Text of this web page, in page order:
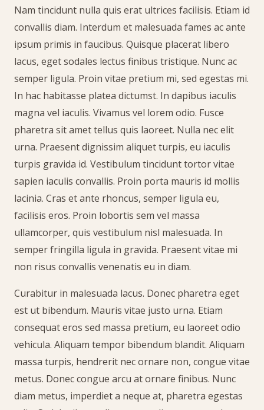
Nam tincidunt nulla quis erat ultrices facilisis. Etiam id
convallis diam. Interdum et malesuada fames ac ante
ipsum primis in faucibus. Quisque placerat libero
lacus, eget sodales lectus finibus tristique. Nunc ac
semper ligula. Proin vitae pretium mi, sed egestas mi.
In hac habitasse platea dictumst. In dapibus iaculis
magna vel iaculis. Vivamus vel lorem odio. Fusce
pharetra sit amet tellus quis laoreet. Nulla nec elit
urna. Praesent dignissim aliquet turpis, eu iaculis
turpis gravida id. Vestibulum tincidunt tortor vitae
sapien iaculis convallis. Proin porta mauris id mollis
lacinia. Cras et ante rhoncus, semper ligula eu,
facilisis eros. Proin lobortis sem vel massa
ullamcorper, quis vestibulum nisl malesuada. In
semper fringilla ligula in gravida. Praesent vitae mi
non risus convallis venenatis eu in diam.
Curabitur in malesuada lacus. Donec pharetra eget
est ut bibendum. Mauris vitae justo urna. Etiam
consequat eros sed massa pretium, eu laoreet odio
vehicula. Aliquam tempor bibendum blandit. Aliquam
massa turpis, hendrerit nec ornare non, congue vitae
metus. Donec congue arcu at ornare finibus. Nunc
diam metus, imperdiet a neque at, pharetra egestas